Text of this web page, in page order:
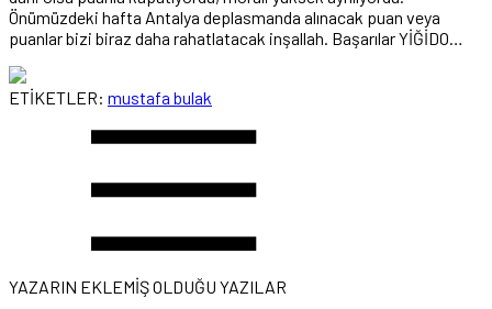
Önümüzdeki hafta Antalya deplasmanda alınacak puan veya
puanlar bizi biraz daha rahatlatacak inşallah. Başarılar YİĞİDO…
ETİKETLER: mustafa bulak
YAZARIN EKLEMİŞ OLDUĞU YAZILAR